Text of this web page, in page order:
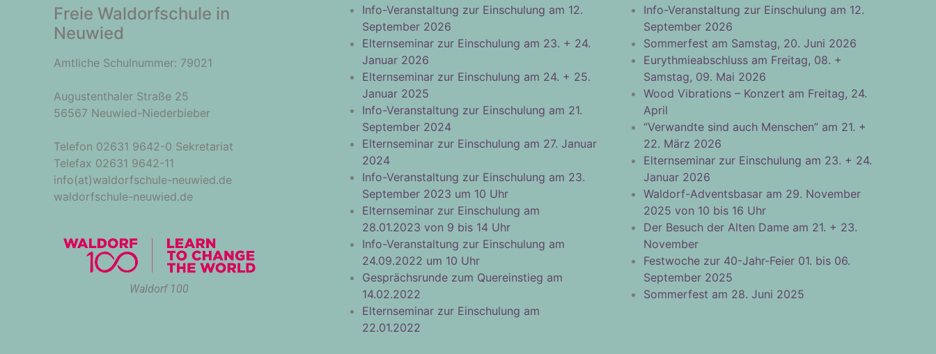
Freie Waldorfschule in
Neuwied
Amtliche Schulnummer: 79021
Augustenthaler Straße 25
56567 Neuwied-Niederbieber
Telefon 02631 9642-0 Sekretariat
Telefax 02631 9642-11
info(at)waldorfschule-neuwied.de
waldorfschule-neuwied.de
Waldorf 100
Info-Veranstaltung zur Einschulung am 12.
September 2026
Elternseminar zur Einschulung am 23. + 24.
Januar 2026
Elternseminar zur Einschulung am 24. + 25.
Januar 2025
Info-Veranstaltung zur Einschulung am 21.
September 2024
Elternseminar zur Einschulung am 27. Januar
2024
Info-Veranstaltung zur Einschulung am 23.
September 2023 um 10 Uhr
Elternseminar zur Einschulung am
28.01.2023 von 9 bis 14 Uhr
Info-Veranstaltung zur Einschulung am
24.09.2022 um 10 Uhr
Gesprächsrunde zum Quereinstieg am
14.02.2022
Elternseminar zur Einschulung am
22.01.2022
Info-Veranstaltung zur Einschulung am 12.
September 2026
Sommerfest am Samstag, 20. Juni 2026
Eurythmieabschluss am Freitag, 08. +
Samstag, 09. Mai 2026
Wood Vibrations – Konzert am Freitag, 24.
April
“Verwandte sind auch Menschen” am 21. +
22. März 2026
Elternseminar zur Einschulung am 23. + 24.
Januar 2026
Waldorf-Adventsbasar am 29. November
2025 von 10 bis 16 Uhr
Der Besuch der Alten Dame am 21. + 23.
November
Festwoche zur 40-Jahr-Feier 01. bis 06.
September 2025
Sommerfest am 28. Juni 2025